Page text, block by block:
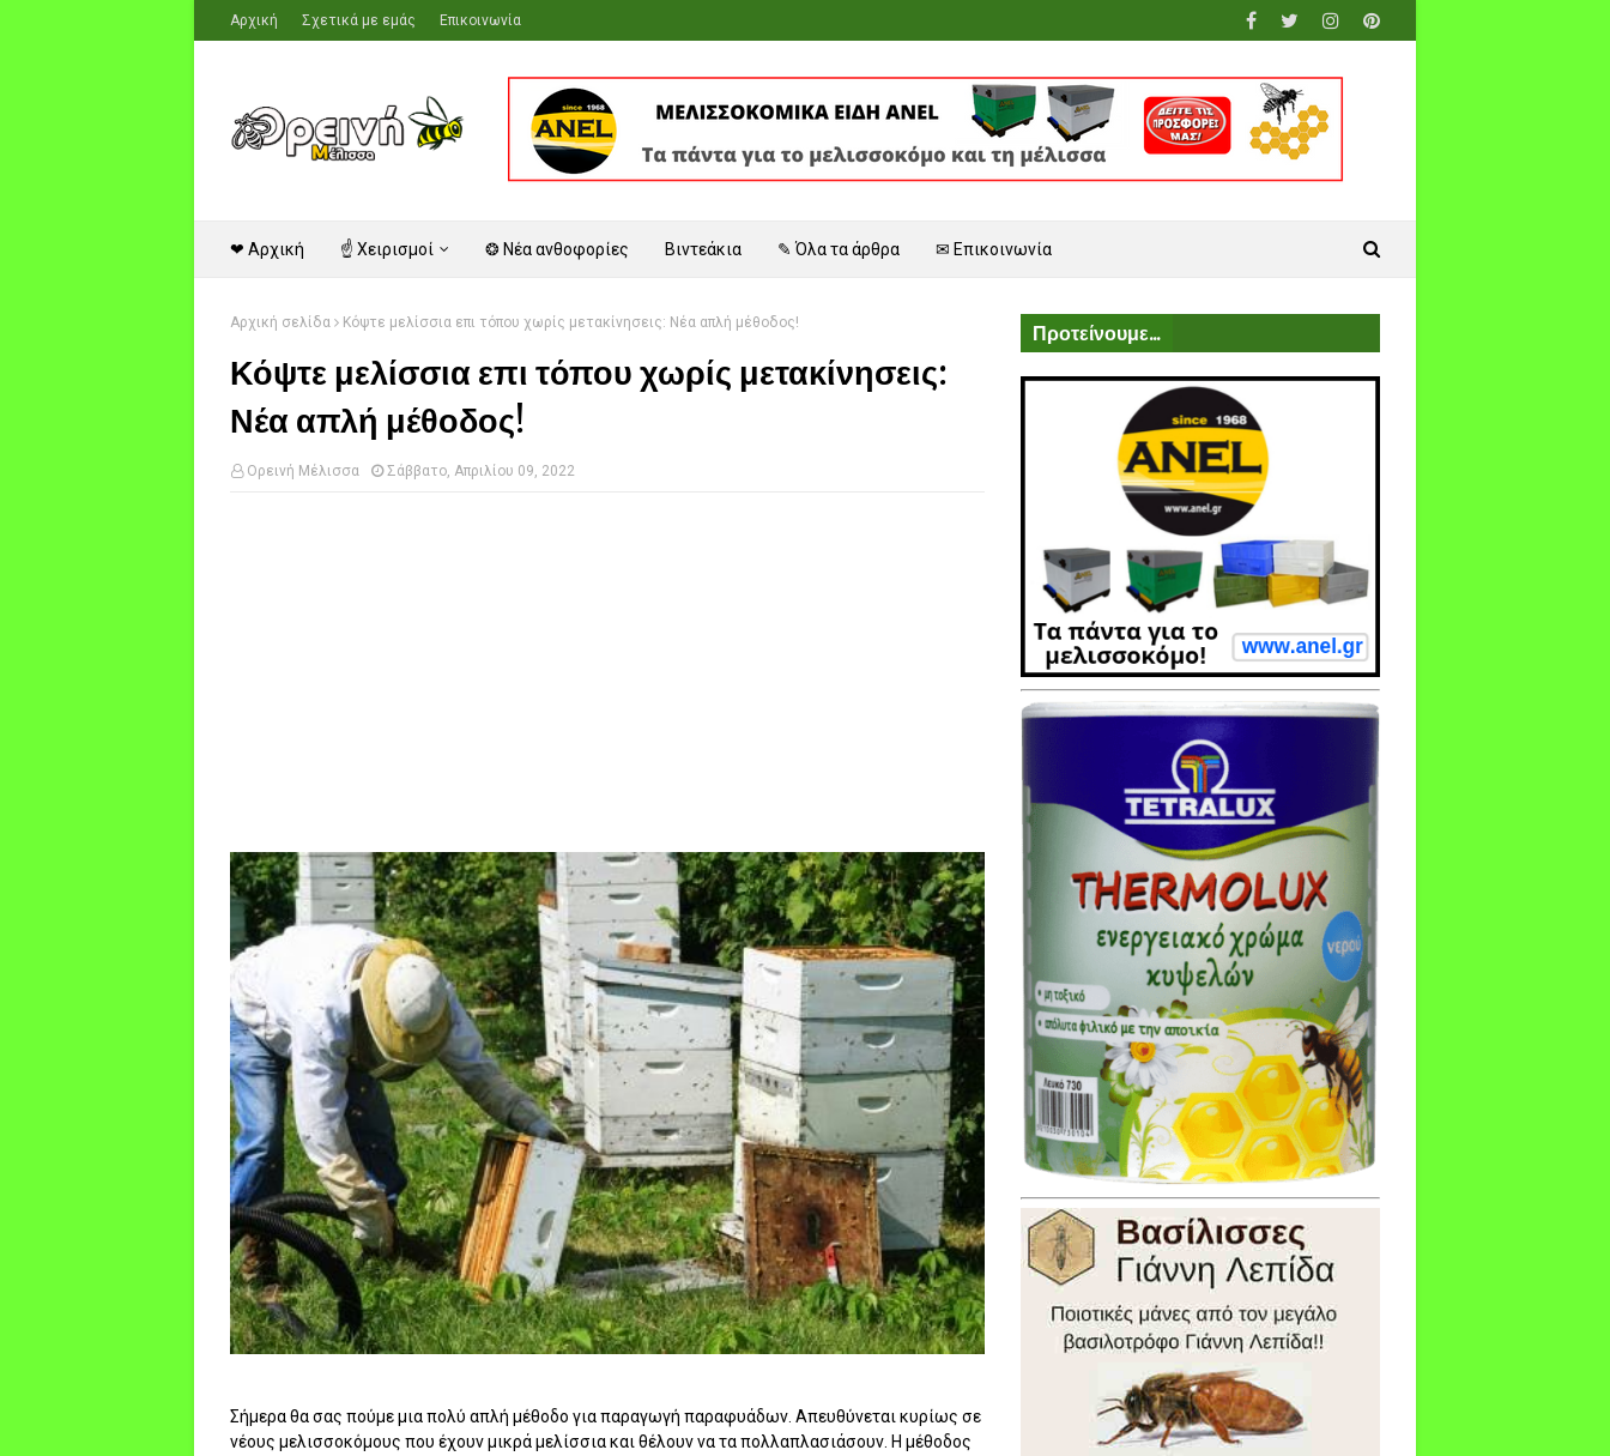
Αρχική Σχετικά με εμάς Επικοινωνία
❤ Αρχική ☝ Χειρισμοί ❂ Νέα ανθοφορίες Βιντεάκια ✎ Όλα τα άρθρα ✉ Επικοινωνία
Αρχική σελίδα Κόψτε μελίσσια επι τόπου χωρίς μετακίνησεις: Νέα απλή μέθοδος!
Κόψτε μελίσσια επι τόπου χωρίς μετακίνησεις:
Νέα απλή μέθοδος!
Ορεινή Μέλισσα Σάββατο, Απριλίου 09, 2022
Σήμερα θα σας πούμε μια πολύ απλή μέθοδο για παραγωγή παραφυάδων. Απευθύνεται κυρίως σε
νέους μελισσοκόμους που έχουν μικρά μελίσσια και θέλουν να τα πολλαπλασιάσουν. Η μέθοδος
Προτείνουμε...